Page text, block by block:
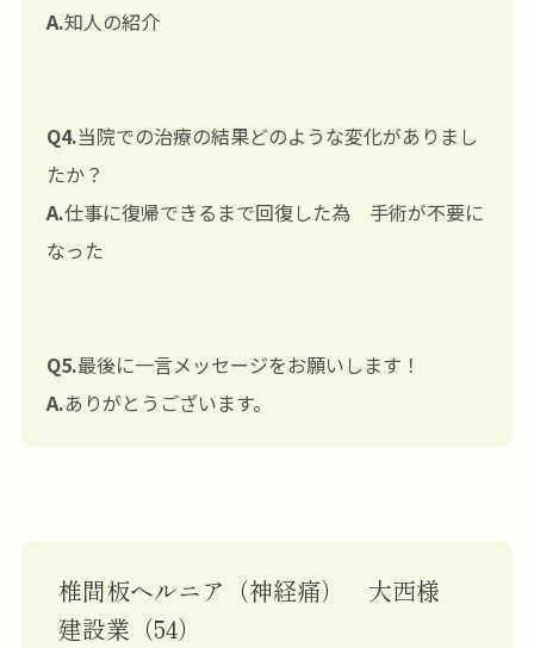
A.知人の紹介
Q4.当院での治療の結果どのような変化がありまし
たか？
A.仕事に復帰できるまで回復した為 手術が不要に
なった
Q5.最後に一言メッセージをお願いします！
A.ありがとうございます。
椎間板ヘルニア（神経痛） 大西様
建設業（54）